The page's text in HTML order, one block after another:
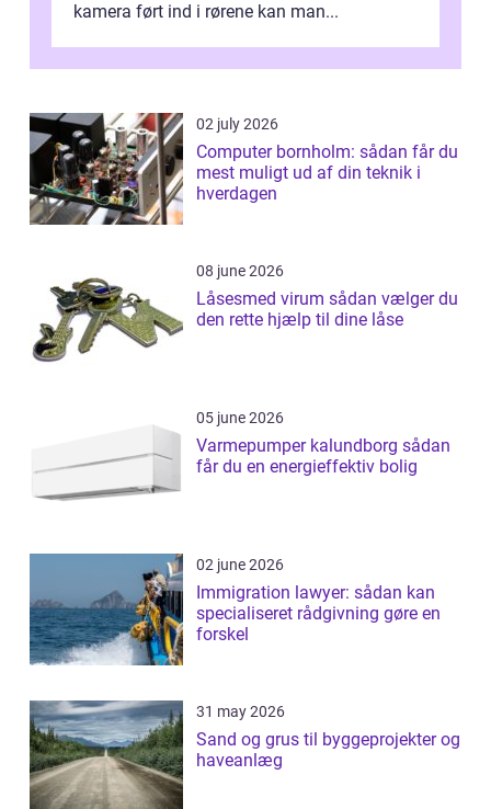
kamera ført ind i rørene kan man...
02 july 2026
Computer bornholm: sådan får du
mest muligt ud af din teknik i
hverdagen
08 june 2026
Låsesmed virum sådan vælger du
den rette hjælp til dine låse
05 june 2026
Varmepumper kalundborg sådan
får du en energieffektiv bolig
02 june 2026
Immigration lawyer: sådan kan
specialiseret rådgivning gøre en
forskel
31 may 2026
Sand og grus til byggeprojekter og
haveanlæg